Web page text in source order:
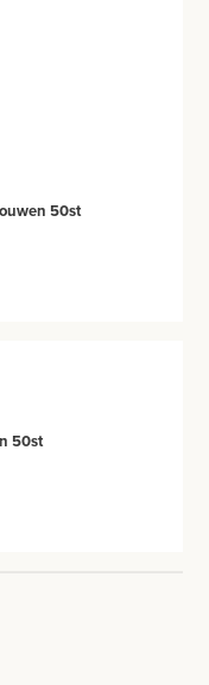
50st
50st